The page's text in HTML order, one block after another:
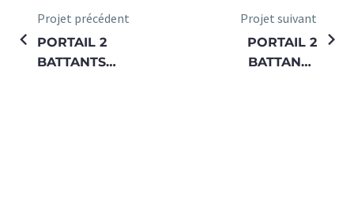
Projet précédent
PORTAIL 2
BATTANTS
Projet suivant
PORTAIL 2
BATTANTS